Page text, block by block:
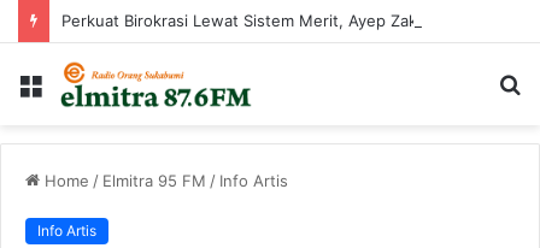
Menu
Home / Elmitra 95 FM / Info Artis
Info Artis